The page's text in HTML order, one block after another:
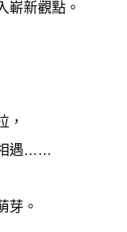
嶄新觀點。
，
相遇……
芽。